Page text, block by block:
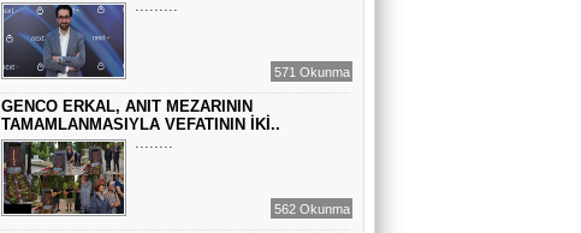
MACİT SOYDAN
DÜNYANIN MERKEZİNDE YAŞADIĞINI
SANANLAR...
.........
571 Okunma
GENCO ERKAL, ANIT MEZARININ
TAMAMLANMASIYLA VEFATININ İKİ..
........
562 Okunma